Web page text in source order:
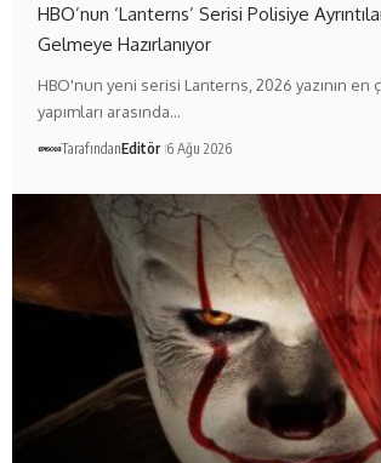
HBO’nun ‘Lanterns’ Serisi Polisiye
Gelmeye Hazırlanıyor
HBO'nun yeni serisi Lanterns, 2026 yazının en
yapımları arasında…
TarafındanEditör 6 Ağu 2026